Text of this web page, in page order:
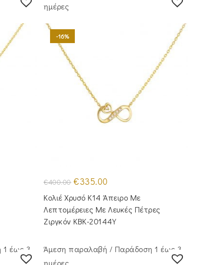
ημέρες
-16%
€400.00 Original
price
was:
€400.00.
€335.00
είναι:
€335.00.
Κολιέ Χρυσό Κ14 Άπειρο Με
Λεπτομέρειες Με Λευκές Πέτρες
Ζιργκόν KBK-20144Y
έως 3
Άμεση παραλαβή / Παράδoση 1 έως 3
ημέρες